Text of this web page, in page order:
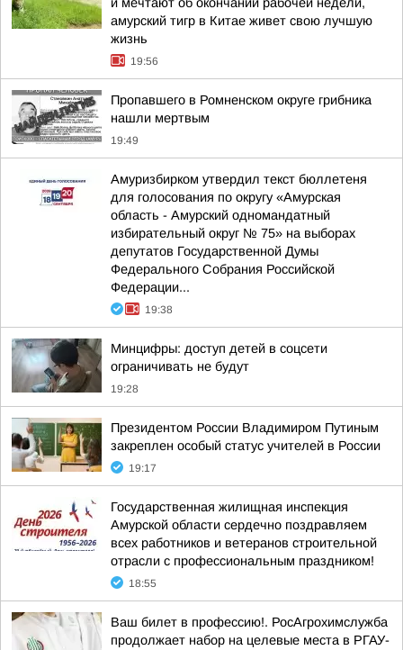
амурский тигр в Китае живет свою лучшую
жизнь
19:56
Пропавшего в Ромненском округе грибника
нашли мертвым
19:49
Амуризбирком утвердил текст бюллетеня
для голосования по округу «Амурская
область - Амурский одномандатный
избирательный округ № 75» на выборах
депутатов Государственной Думы
Федерального Собрания Российской
Федерации...
19:38
Минцифры: доступ детей в соцсети
ограничивать не будут
19:28
Президентом России Владимиром Путиным
закреплен особый статус учителей в России
19:17
Государственная жилищная инспекция
Амурской области сердечно поздравляем
всех работников и ветеранов строительной
отрасли с профессиональным праздником!
18:55
Ваш билет в профессию!. РосАгрохимслужба
продолжает набор на целевые места в РГАУ-